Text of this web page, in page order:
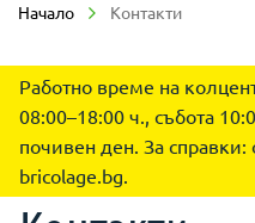
Начало Контакти
Работно време на
08:00–18:00 ч., събота
почивен ден. За справки:
bricolage.bg.